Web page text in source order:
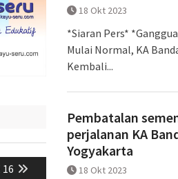
16
18 Okt 2023
*Siaran Pers*
Mulai Normal, KA
Kembali...
Pembatalan
perjalanan KA
Yogyakarta
18 Okt 2023